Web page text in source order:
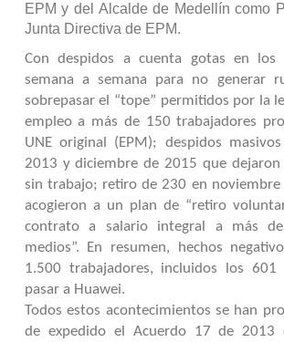
EPM y del Alcalde de Medellín como
Junta Directiva de EPM.
Con despidos a cuenta gotas en los
semana a semana para no generar
sobrepasar el “tope” permitidos por la
empleo a más de 150 trabajadores
UNE original (EPM); despidos
2013 y diciembre de 2015 que dejaron
sin trabajo; retiro de 230 en noviembre
acogieron a un plan de “retiro
contrato a salario integral a más
medios”. En resumen, hechos
1.500 trabajadores, incluidos los 601
pasar a Huawei.
Todos estos acontecimientos se han
de expedido el Acuerdo 17 de 2013